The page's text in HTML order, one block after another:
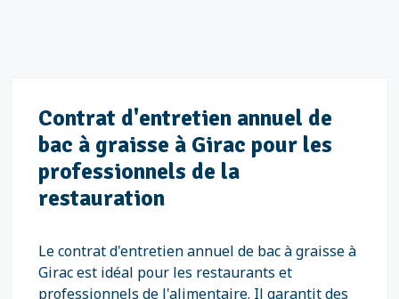
Contrat d'entretien annuel de
bac à graisse à Girac pour les
professionnels de la
restauration
Le contrat d'entretien annuel de bac à graisse à
Girac est idéal pour les restaurants et
professionnels de l'alimentaire. Il garantit des